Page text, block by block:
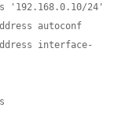
'192.168.0.10/24'
autoconf
interface-